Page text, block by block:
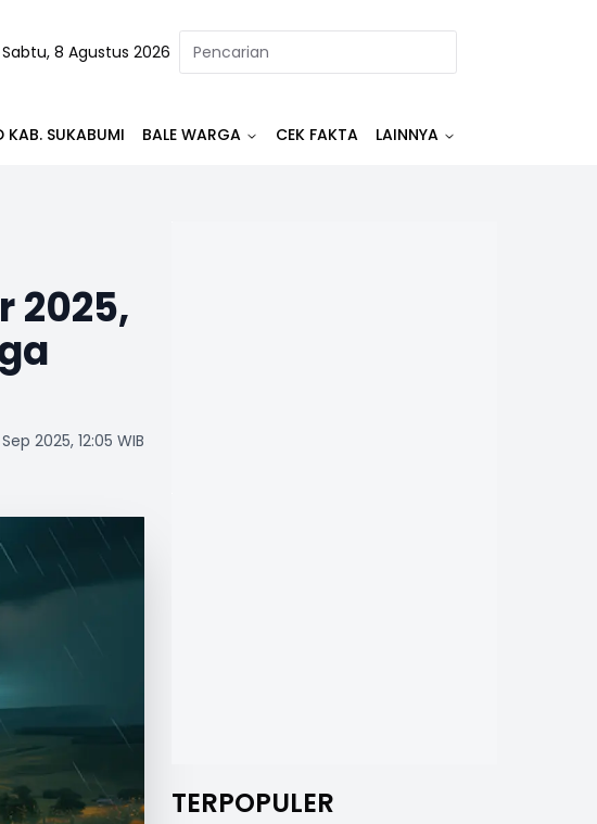
Sabtu, 8 Agustus 2026
KAB. SUKABUMI BALE WARGA CEK FAKTA LAINNYA
2025,
2025, 12:05 WIB
TERPOPULER